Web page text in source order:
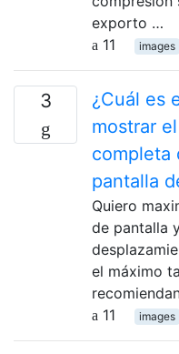
exporto …
11
images
3
¿Cuál es
mostrar
completa
pantalla
Quiero
de pantalla
el máximo
11
images